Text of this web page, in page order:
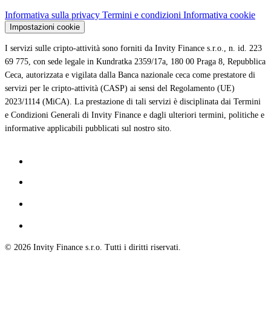
Informativa sulla privacy Termini e condizioni Informativa cookie
Impostazioni cookie
I servizi sulle cripto-attività sono forniti da Invity Finance s.r.o., n. id. 223
69 775, con sede legale in Kundratka 2359/17a, 180 00 Praga 8, Repubblica
Ceca, autorizzata e vigilata dalla Banca nazionale ceca come prestatore di
servizi per le cripto-attività (CASP) ai sensi del Regolamento (UE)
2023/1114 (MiCA). La prestazione di tali servizi è disciplinata dai Termini
e Condizioni Generali di Invity Finance e dagli ulteriori termini, politiche e
informative applicabili pubblicati sul nostro sito.
© 2026 Invity Finance s.r.o. Tutti i diritti riservati.